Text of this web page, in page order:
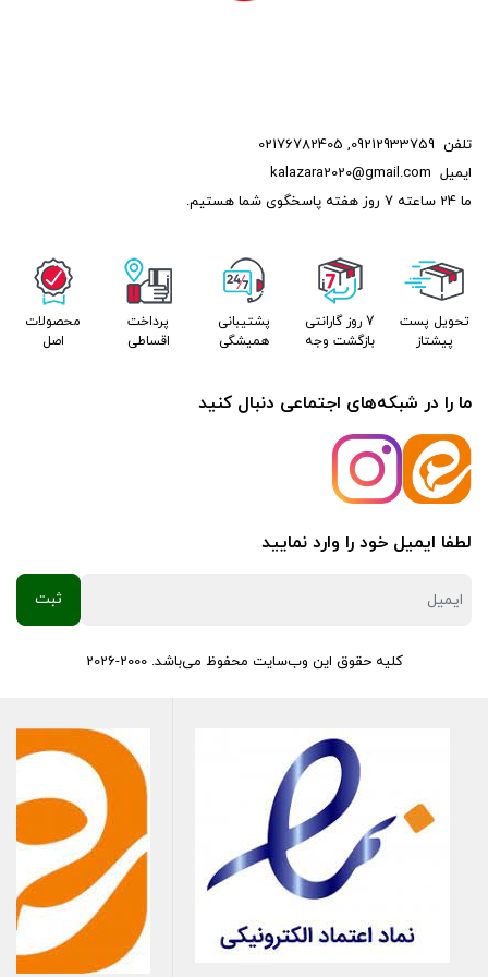
عضویت در تلگرام
عضویت در ایتا
تلفن 09212933759
,
02176782405
ایمیل kalazara2020@gmail.com
ما 24 ساعته 7 روز هفته پاسخگوی شما هستیم.
تحویل پست
پیشتاز
7 روز گارانتی
بازگشت وجه
پشتیبانی
همیشگی
پرداخت
اقساطی
محصولات
اصل
ما را در شبکه‌های اجتماعی دنبال کنید
لطفا ایمیل خود را وارد نمایید
کلیه حقوق این وب‌سایت محفوظ می‌باشد. 2000-2026